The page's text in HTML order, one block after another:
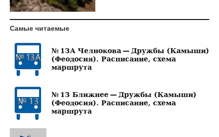
Самые читаемые
№ 13А Челнокова — Дружбы (Камыши)
(Феодосия). Расписание, схема
маршрута
№ 13 Ближнее — Дружбы (Камыши)
(Феодосия). Расписание, схема
маршрута